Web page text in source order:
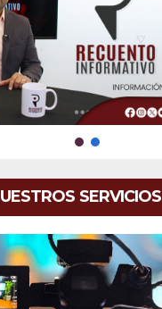
SERVICIOS